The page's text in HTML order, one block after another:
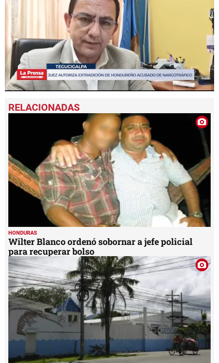
seconds
of
HONDURAS
Wilter Blanco ordenó sobornar a jefe policial
para recuperar bolso